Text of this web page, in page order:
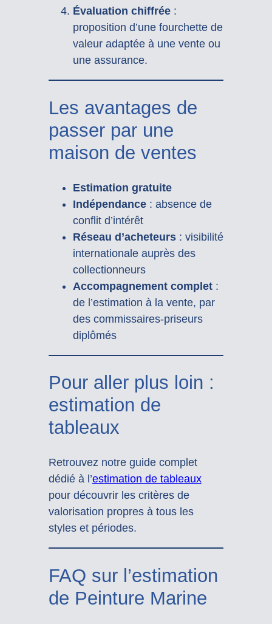
Évaluation chiffrée:
proposition d’une fourchette de
valeur adaptée à une vente ou
une assurance.
Les avantages de
passer par une
maison de ventes
Estimation gratuite
Indépendance: absence de
conflit d’intérêt
Réseau d’acheteurs: visibilité
internationale auprès des
collectionneurs
Accompagnement complet:
de l’estimation à la vente, par
des commissaires-priseurs
diplômés
Pour aller plus loin :
estimation de
tableaux
Retrouvez notre guide complet
dédié à l’estimation de tableaux
pour découvrir les critères de
valorisation propres à tous les
styles et périodes.
FAQ sur l’estimation
de Peinture Marine